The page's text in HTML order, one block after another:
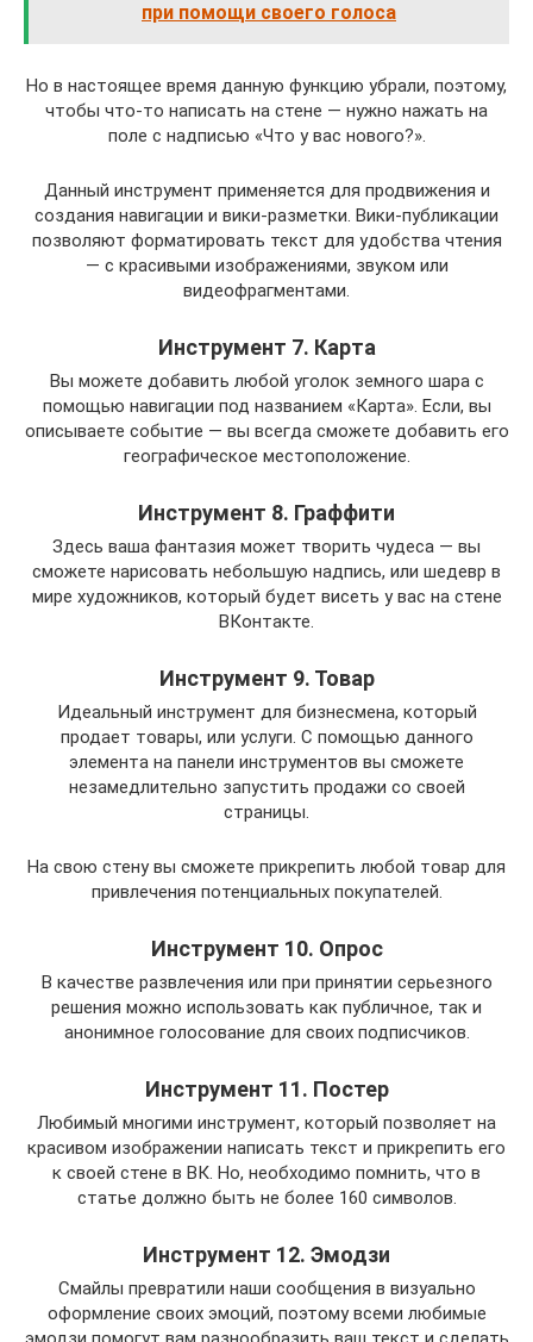
при помощи своего голоса
Но в настоящее время данную функцию убрали, поэтому,
чтобы что-то написать на стене — нужно нажать на
поле с надписью «Что у вас нового?».
Данный инструмент применяется для продвижения и
создания навигации и вики-разметки. Вики-публикации
позволяют форматировать текст для удобства чтения
— с красивыми изображениями, звуком или
видеофрагментами.
Инструмент 7. Карта
Вы можете добавить любой уголок земного шара с
помощью навигации под названием «Карта». Если, вы
описываете событие — вы всегда сможете добавить его
географическое местоположение.
Инструмент 8. Граффити
Здесь ваша фантазия может творить чудеса — вы
сможете нарисовать небольшую надпись, или шедевр в
мире художников, который будет висеть у вас на стене
ВКонтакте.
Инструмент 9. Товар
Идеальный инструмент для бизнесмена, который
продает товары, или услуги. С помощью данного
элемента на панели инструментов вы сможете
незамедлительно запустить продажи со своей
страницы.
На свою стену вы сможете прикрепить любой товар для
привлечения потенциальных покупателей.
Инструмент 10. Опрос
В качестве развлечения или при принятии серьезного
решения можно использовать как публичное, так и
анонимное голосование для своих подписчиков.
Инструмент 11. Постер
Любимый многими инструмент, который позволяет на
красивом изображении написать текст и прикрепить его
к своей стене в ВК. Но, необходимо помнить, что в
статье должно быть не более 160 символов.
Инструмент 12. Эмодзи
Смайлы превратили наши сообщения в визуально
оформление своих эмоций, поэтому всеми любимые